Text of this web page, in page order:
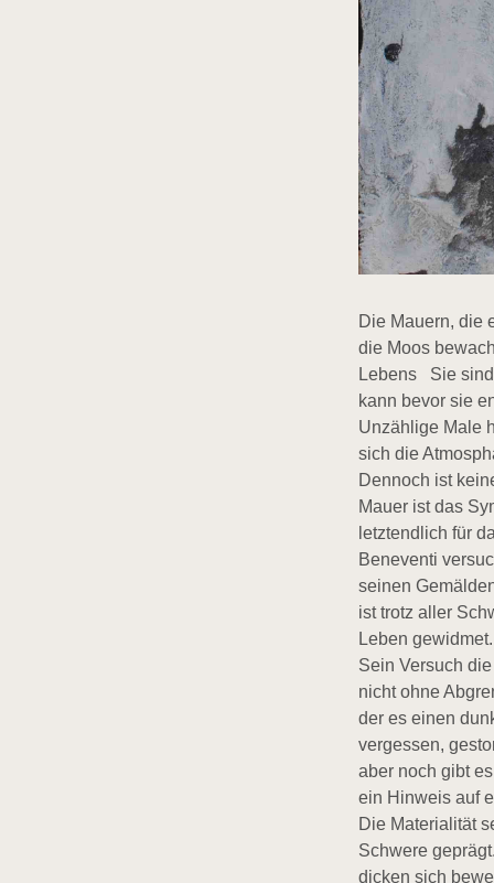
Die Mauern, die
die Moos
Lebens Sie sind
kann bevor sie
Unzählige Male
sich die
Dennoch ist
Mauer ist das
letztendlich für
Beneventi
seinen
ist trotz aller
Leben gewidmet.
Sein Versuch
nicht ohne
der es einen
vergessen,
aber noch gibt
ein Hinweis auf
Die Materialität
Schwere
dicken sich